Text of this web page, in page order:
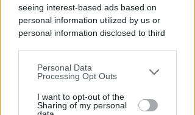
seeing interest-based ads based on
personal information utilized by us or
personal information disclosed to third
You may separately opt-out of the further
disclosure of your personal information
by third parties on the IAB’s list of
downstream participants.
Personal Data
Processing Opt Outs
I want to opt-out of the
Sharing of my personal
GOLDEN CLUB RIMINI
Marco Ercoli e Chiara Camporesi
vincono la 7ª Guarda Rimini